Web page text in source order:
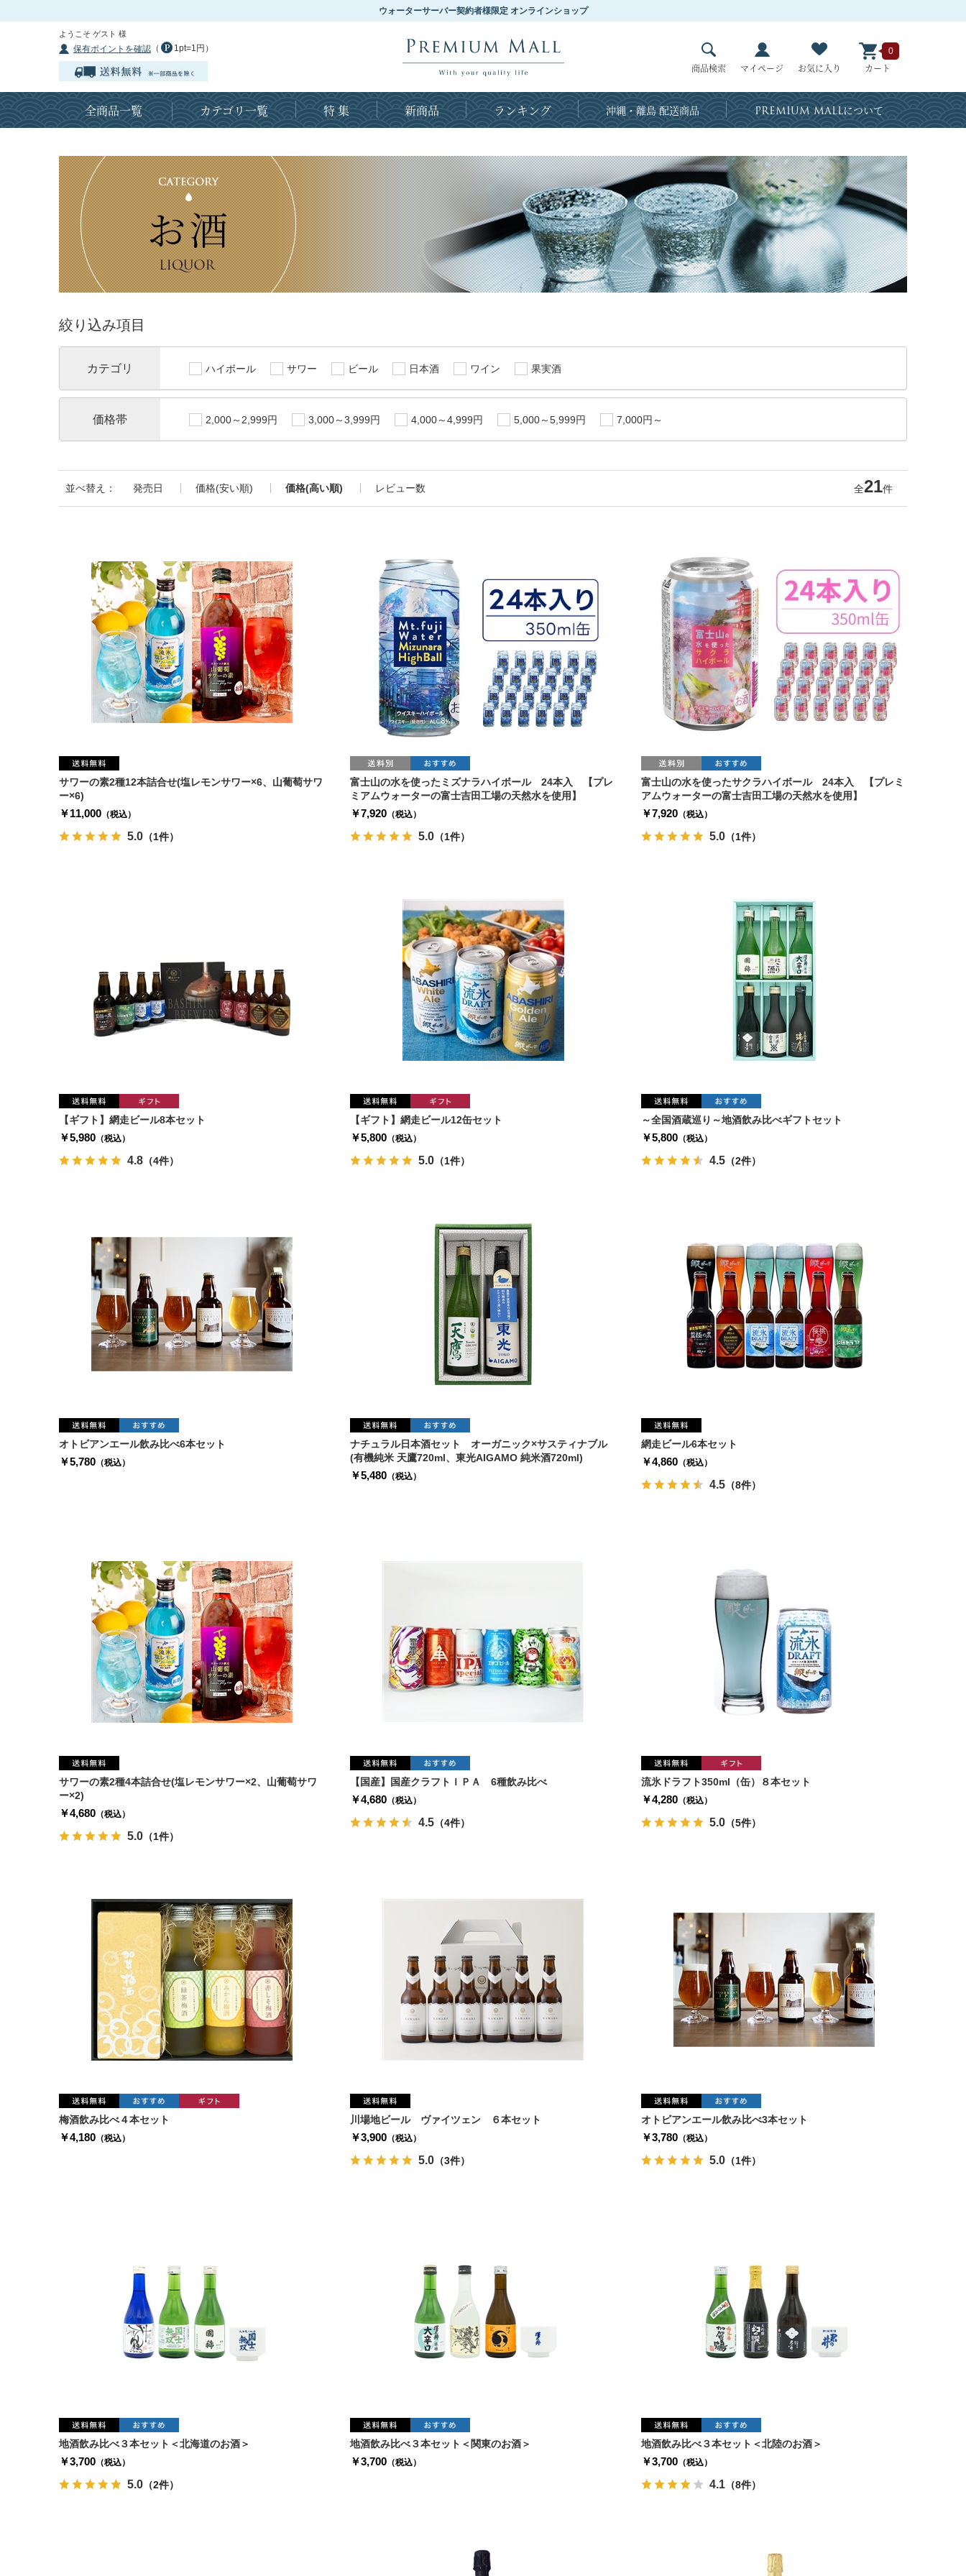
ウォーターサーバー契約者様限定 オンラインショップ
ようこそ ゲスト 様
保有ポイントを確認 （ 1pt=1円）
商品検索 マイページ お気に入り カート
0
全商品一覧 カテゴリ一覧 特 集 新商品 ランキング 沖縄・離島 配送商品 PREMIUM MALLについて
絞り込み項目
カテゴリ ハイボール サワー ビール 日本酒 ワイン 果実酒
価格帯 2,000～2,999円 3,000～3,999円 4,000～4,999円 5,000～5,999円 7,000円～
並べ替え： 発売日 価格(安い順) 価格(高い順) レビュー数 全21件
サワーの素2種12本詰合せ(塩レモンサワー×6、山葡萄サワ
ー×6)
￥11,000 （税込）
5.0 （1件）
富士山の水を使ったミズナラハイボール 24本入 【プレ
ミアムウォーターの富士吉田工場の天然水を使用】
￥7,920 （税込）
5.0 （1件）
富士山の水を使ったサクラハイボール 24本入 【プレミ
アムウォーターの富士吉田工場の天然水を使用】
￥7,920 （税込）
5.0 （1件）
【ギフト】網走ビール8本セット
￥5,980 （税込）
4.8 （4件）
【ギフト】網走ビール12缶セット
￥5,800 （税込）
5.0 （1件）
～全国酒蔵巡り～地酒飲み比べギフトセット
￥5,800 （税込）
4.5 （2件）
オトビアンエール飲み比べ6本セット
￥5,780 （税込）
ナチュラル日本酒セット オーガニック×サスティナブル
(有機純米 天鷹720ml、東光AIGAMO 純米酒720ml)
￥5,480 （税込）
網走ビール6本セット
￥4,860 （税込）
4.5 （8件）
サワーの素2種4本詰合せ(塩レモンサワー×2、山葡萄サワ
ー×2)
￥4,680 （税込）
5.0 （1件）
【国産】国産クラフトＩＰＡ 6種飲み比べ
￥4,680 （税込）
4.5 （4件）
流氷ドラフト350ml（缶）８本セット
￥4,280 （税込）
5.0 （5件）
梅酒飲み比べ４本セット
￥4,180 （税込）
川場地ビール ヴァイツェン ６本セット
￥3,900 （税込）
5.0 （3件）
オトビアンエール飲み比べ3本セット
￥3,780 （税込）
5.0 （1件）
地酒飲み比べ３本セット＜北海道のお酒＞
￥3,700 （税込）
5.0 （2件）
地酒飲み比べ３本セット＜関東のお酒＞
￥3,700 （税込）
地酒飲み比べ３本セット＜北陸のお酒＞
￥3,700 （税込）
4.1 （8件）